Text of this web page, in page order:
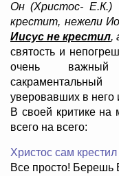
Он (Христос- Е.К.)
крестит, нежели
Иисус не крестил,
святость и
очень
уверовавших в него
В своей критике на
всего на всего:
Христос сам
Все просто! Берешь